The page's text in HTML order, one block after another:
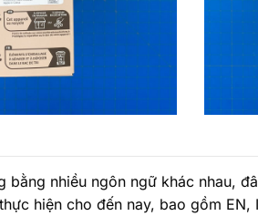
bằng nhiều ngôn ngữ khác nhau,
hiện cho đến nay, bao gồm EN,